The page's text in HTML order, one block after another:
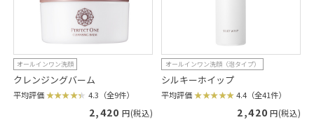
オールインワン洗顔
クレンジングバーム
平均評価 4.3（全9件）
2,420 円(税込)
オールインワン洗顔（泡タイプ）
シルキーホイップ
平均評価 4.4（全41件）
2,420 円(税込)